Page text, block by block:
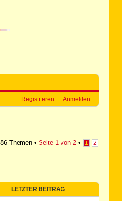
Registrieren Anmelden
86 Themen • Seite 1von 2• 1 2
LETZTER BEITRAG